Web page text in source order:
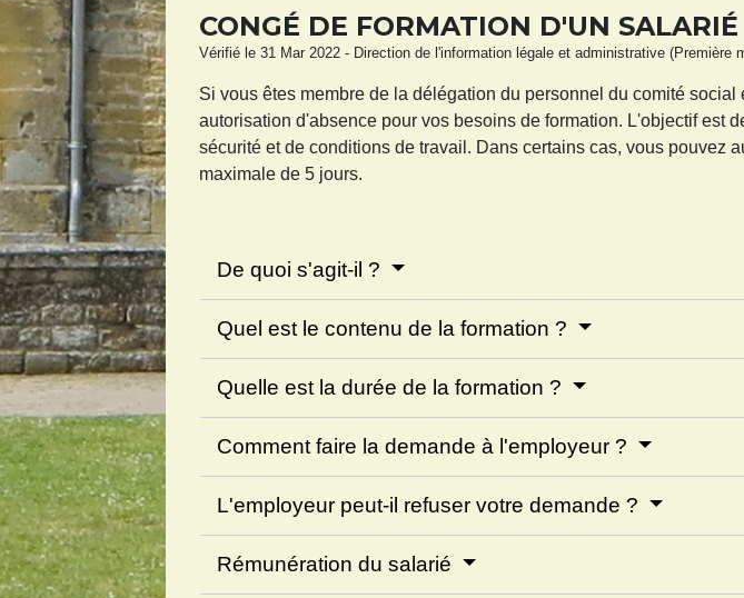
CONGÉ DE FORMATION D'UN
Vérifié le 31 Mar 2022 - Direction de l'information légale et administrative (Première
Si vous êtes membre de la délégation du personnel du comité
autorisation d'absence pour vos besoins de formation. L'objectif est
sécurité et de conditions de travail. Dans certains cas, vous pouvez
maximale de 5 jours.
De quoi s'agit-il ?
Quel est le contenu de la formation ?
Quelle est la durée de la formation ?
Comment faire la demande à l'employeur ?
L'employeur peut-il refuser votre demande ?
Rémunération du salarié